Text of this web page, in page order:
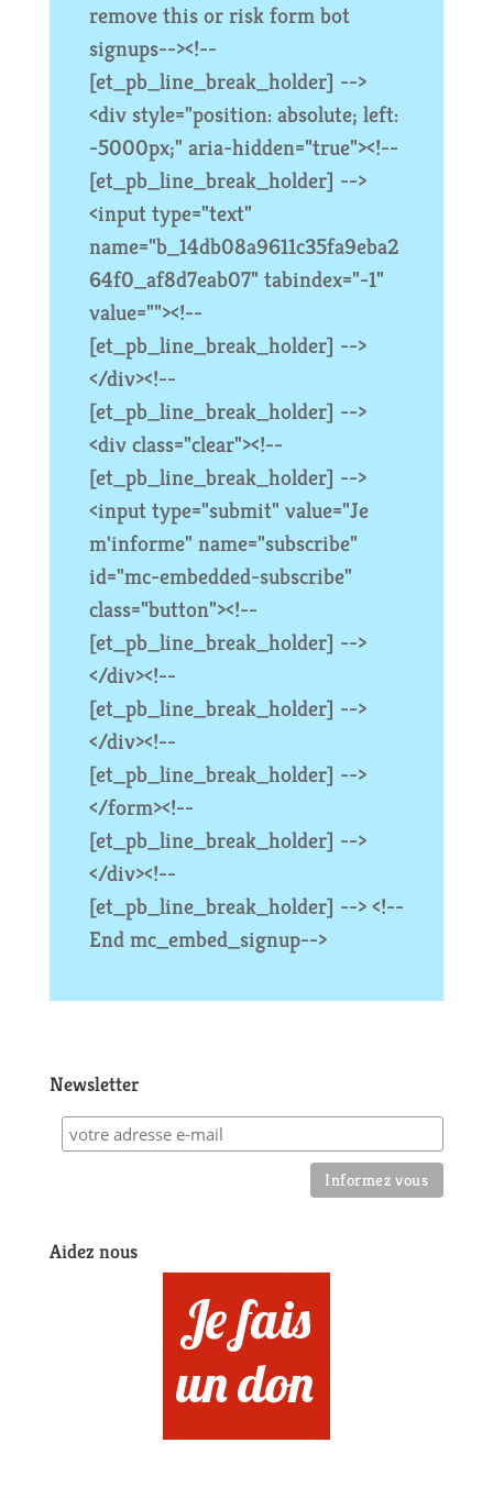
remove this or risk form bot
signups--><!--
[et_pb_line_break_holder] -->
<div style="position: absolute; left:
-5000px;" aria-hidden="true"><!--
[et_pb_line_break_holder] -->
<input type="text"
name="b_14db08a9611c35fa9eba2
64f0_af8d7eab07" tabindex="-1"
value=""><!--
[et_pb_line_break_holder] -->
</div><!--
[et_pb_line_break_holder] -->
<div class="clear"><!--
[et_pb_line_break_holder] -->
<input type="submit" value="Je
m'informe" name="subscribe"
id="mc-embedded-subscribe"
class="button"><!--
[et_pb_line_break_holder] -->
</div><!--
[et_pb_line_break_holder] -->
</div><!--
[et_pb_line_break_holder] -->
</form><!--
[et_pb_line_break_holder] -->
</div><!--
[et_pb_line_break_holder] --> <!--
End mc_embed_signup-->
Newsletter
Aidez nous